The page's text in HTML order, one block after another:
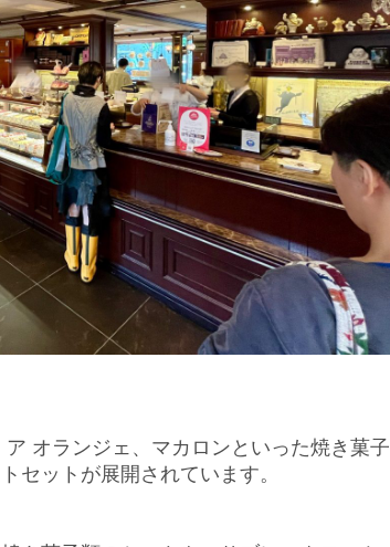
オランジェ、マカロンといった焼き菓子
セットが展開されています。